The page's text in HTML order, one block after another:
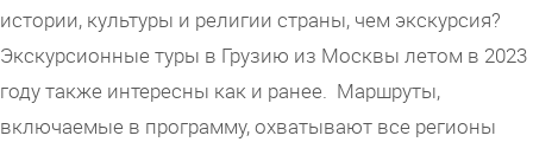
истории, культуры и религии страны, чем экскурсия?
Экскурсионные туры в Грузию из Москвы летом в 2023
году также интересны как и ранее. Маршруты,
включаемые в программу, охватывают все регионы